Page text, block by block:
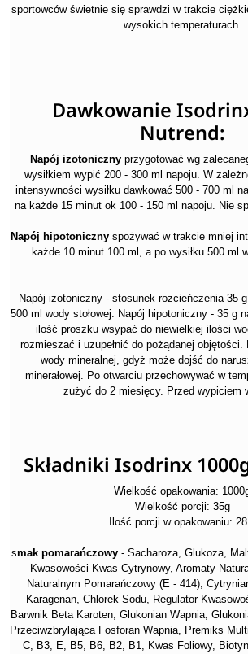
sportowców świetnie się sprawdzi w trakcie
wysokich temperaturach.
Dawkowanie
Nutrend:
Napój izotoniczny przygotować wg
wysiłkiem wypić 200 - 300 ml napoju. W
intensywności wysiłku dawkować 500 - 700 ml
na każde 15 minut ok 100 - 150 ml napoju. Nie
Napój hipotoniczny spożywać w trakcie mniej
każde 10 minut 100 ml, a po wysiłku 500 ml
Napój izotoniczny - stosunek rozcieńczenia 35 g
500 ml wody stołowej. Napój hipotoniczny - 35 g
ilość proszku wsypać do niewielkiej ilości
rozmieszać i uzupełnić do pożądanej
wody mineralnej, gdyż może dojść do
minerałowej. Po otwarciu przechowywać w
zużyć do 2 miesięcy. Przed wypiciem
Składniki Isodrinx
Wielkość opakowania:
Wielkość porcji: 35g
Ilość porcji w opakowaniu:
smak pomarańczowy - Sacharoza, Glukoza,
Kwasowości Kwas Cytrynowy, Aromaty
Naturalnym Pomarańczowy (E - 414),
Karagenan, Chlorek Sodu, Regulator
Barwnik Beta Karoten, Glukonian Wapnia,
Przeciwzbrylająca Fosforan Wapnia, Premiks
C, B3, E, B5, B6, B2, B1, Kwas Foliowy,